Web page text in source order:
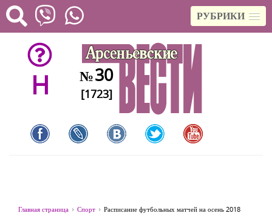
РУБРИКИ
H №30
[1723]
Главная страница Спорт Расписание футбольных матчей на осень 2018